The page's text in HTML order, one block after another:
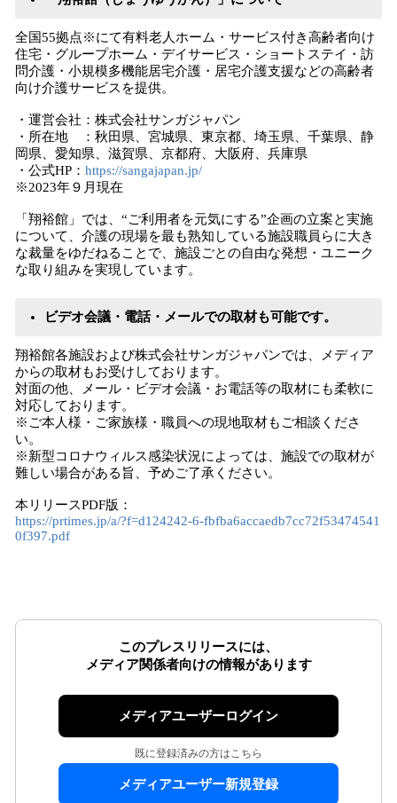
全国55拠点※にて有料老人ホーム・サービス付き高齢者向け
住宅・グループホーム・デイサービス・ショートステイ・訪
問介護・小規模多機能居宅介護・居宅介護支援などの高齢者
向け介護サービスを提供。
・運営会社：株式会社サンガジャパン
・所在地 ：秋田県、宮城県、東京都、埼玉県、千葉県、静
岡県、愛知県、滋賀県、京都府、大阪府、兵庫県
・公式HP： https://sangajapan.jp/
※2023年９月現在
「翔裕館」では、“ご利用者を元気にする”企画の立案と実施
について、介護の現場を最も熟知している施設職員らに大き
な裁量をゆだねることで、施設ごとの自由な発想・ユニーク
な取り組みを実現しています。
ビデオ会議・電話・メールでの取材も可能です。
翔裕館各施設および株式会社サンガジャパンでは、メディア
からの取材もお受けしております。
対面の他、メール・ビデオ会議・お電話等の取材にも柔軟に
対応しております。
※ご本人様・ご家族様・職員への現地取材もご相談くださ
い。
※新型コロナウィルス感染状況によっては、施設での取材が
難しい場合がある旨、予めご了承ください。
本リリースPDF版：
https://prtimes.jp/a/?f=d124242-6-fbfba6accaedb7cc72f53474541
0f397.pdf
このプレスリリースには、
メディア関係者向けの情報があります
メディアユーザーログイン
既に登録済みの方はこちら
メディアユーザー新規登録